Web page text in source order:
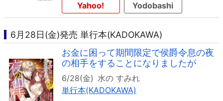
Yahoo!
Yodobashi
6月28日(金)発売 単行本(KADOKAWA)
お金に困って期間限定で侯爵令息の夜
の相手をすることになりましたが
6/28(金) 水の すみれ
単行本(KADOKAWA)